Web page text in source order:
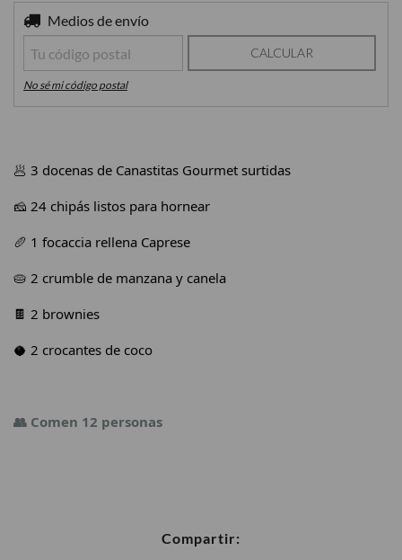
Entregas para el CP:
Medios de envío
CALCULAR
No sé mi código postal
🥟 3 docenas de Canastitas Gourmet surtidas
🧀 24 chipás listos para hornear
🥖 1 focaccia rellena Caprese
🥧 2 crumble de manzana y canela
🍫 2 brownies
🥥 2 crocantes de coco
👥 Comen 12 personas
Compartir: